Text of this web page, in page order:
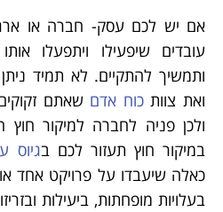
אם יש לכם עסק- חברה או
עובדים שיפעילו ויתפעלו
ותמשיך להתקיים. לא תמיד
ואת צוותכוח אדם שאתם
ולכן פניה לחברה למיקור
במיקור חוץ תעזור לכם בגיוס
כאלה שיעבדו על פרויקט אחד
בעלויות מופחתות, ביעילות